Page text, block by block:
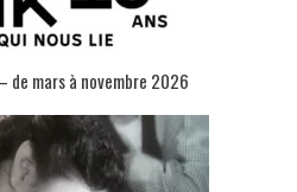
de mars à novembre 2026